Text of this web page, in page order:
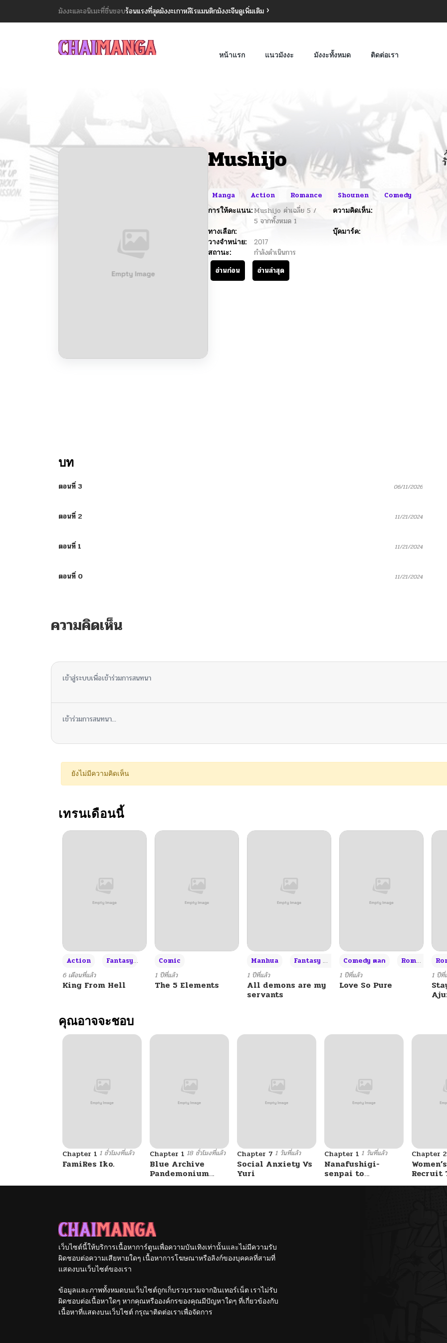
มังงะและอนิเมะที่ชื่นชอบร้อนแรงที่สุดมังงะเกาหลีโรแมนติกมังงะจีนดูเพิ่มเติม
หน้าแรก แนวมังงะ มังงะทั้งหมด ติดต่อเรา
Mushijo
Manga Action Romance Shounen
Comedy
การให้คะแนน: Mushijo ค่าเฉลี่ย 5 /
5 จากทั้งหมด 1
ความคิดเห็น:
ทางเลือก:
บุ๊คมาร์ค:
วางจำหน่าย:
2017
สถานะ:
กำลังดำเนินการ
อ่านก่อน
อ่านล่าสุด
บท
ตอนที่ 3 06/11/2026
ตอนที่ 2 11/21/2024
ตอนที่ 1 11/21/2024
ตอนที่ 0 11/21/2024
ความคิดเห็น
เข้าสู่ระบบเพื่อเข้าร่วมการสนทนา
เข้าร่วมการสนทนา...
ยังไม่มีความคิดเห็น
เทรนเดือนนี้
Action Fantasy
6 เดือนที่แล้ว
King From Hell
Comic
1 ปีที่แล้ว
The 5 Elements
Manhua Fantasy แฟนตาซี +3
1 ปีที่แล้ว
All demons are my
servants
Comedy ตลก Romance โรแมนซ์
1 ปีที่แล้ว
Love So Pure
1 ปีที่
คุณอาจจะชอบ
Chapter 1 1 ชั่วโมงที่แล้ว
FamiRes Iko.
Chapter 1 18 ชั่วโมงที่แล้ว
Blue Archive
Pandemonium
Vacation By
Chapter 7 1 วันที่แล้ว
Social Anxiety Vs
Yuri
Chapter 1 1 วันที่แล้ว
Nanafushigi-
senpai to
Tetsujin-kun
Chapter
Recruit
Center
เว็บไซต์นี้ให้บริการเนื้อหาการ์ตูนเพื่อความบันเทิงเท่านั้นและไม่มีความรับ
ผิดชอบต่อความเสียหายใดๆ เนื้อหาการโฆษณาหรือลิงก์ของบุคคลที่สามที่
แสดงบนเว็บไซต์ของเรา
ข้อมูลและภาพทั้งหมดบนเว็บไซต์ถูกเก็บรวบรวมจากอินเทอร์เน็ต เราไม่รับ
ผิดชอบต่อเนื้อหาใดๆ หากคุณหรือองค์กรของคุณมีปัญหาใดๆ ที่เกี่ยวข้องกับ
เนื้อหาที่แสดงบนเว็บไซต์ กรุณาติดต่อเราเพื่อจัดการ